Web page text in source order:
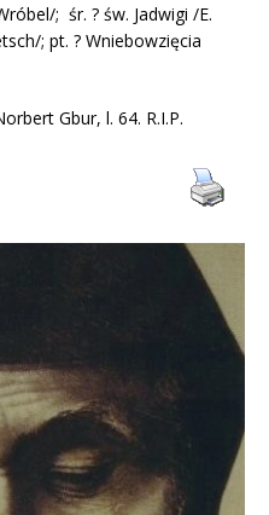
; śr. ? św. Jadwigi /E.
; pt. ? Wniebowzięcia
Gbur, l. 64. R.I.P.